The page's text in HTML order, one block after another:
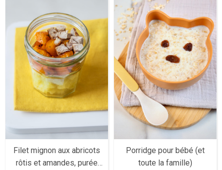
Filet mignon aux abricots
rôtis et amandes, purée
Porridge pour bébé (et
toute la famille)